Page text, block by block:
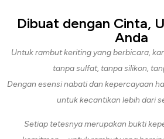
Dibuat dengan Cinta,
Anda
Untuk rambut keriting yang berbicara,
tanpa sulfat, tanpa silikon,
Dengan esensi nabati dan kepercayaan
untuk kecantikan lebih dari
Setiap tetesnya merupakan bukti